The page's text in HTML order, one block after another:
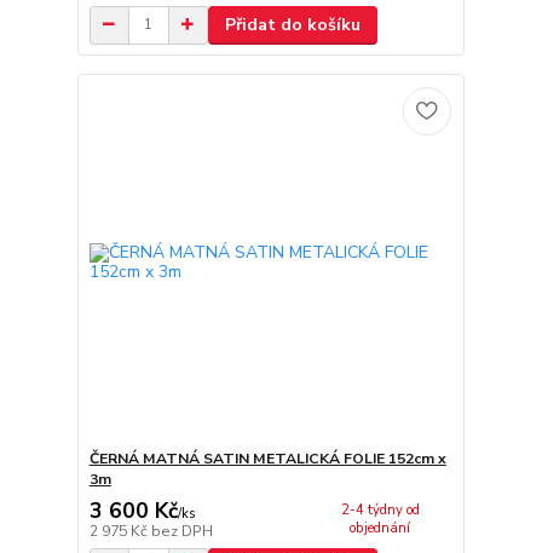
Přidat do košíku
ČERNÁ MATNÁ SATIN METALICKÁ FOLIE 152cm x
3m
3 600 Kč/ks
2 975 Kč bez DPH
2-4 týdny od
objednání